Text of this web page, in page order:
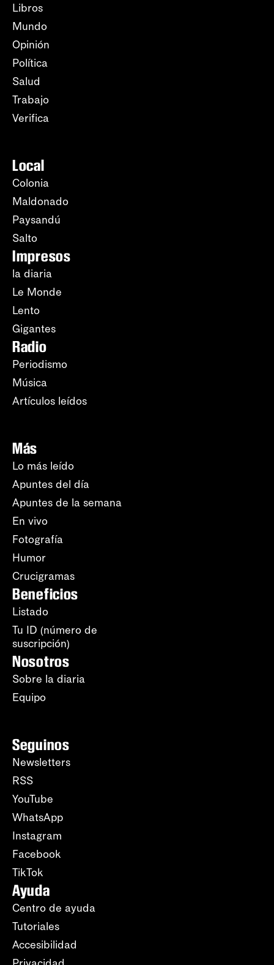
Libros
Mundo
Opinión
Política
Salud
Trabajo
Verifica
Local
Colonia
Maldonado
Paysandú
Salto
Impresos
la diaria
Le Monde
Lento
Gigantes
Radio
Periodismo
Música
Artículos leídos
Más
Lo más leído
Apuntes del día
Apuntes de la semana
En vivo
Fotografía
Humor
Crucigramas
Beneficios
Listado
Tu ID (número de
suscripción)
Nosotros
Sobre la diaria
Equipo
Seguinos
Newsletters
RSS
YouTube
WhatsApp
Instagram
Facebook
TikTok
Ayuda
Centro de ayuda
Tutoriales
Accesibilidad